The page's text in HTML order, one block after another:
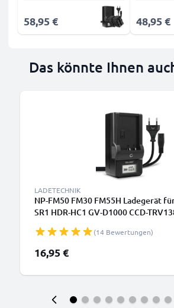
58,95 € 48,95 €
Das könnte Ihnen
LADETECHNIK
NP-FM50 FM30 FM55H Ladegerät
SR1 HDR-HC1 GV-D1000 CCD-
CELLONIC
(14 Bewertungen)
16,95 €